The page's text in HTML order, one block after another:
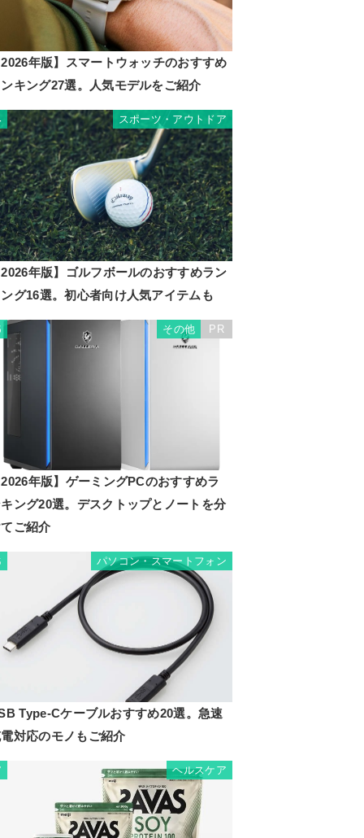
年版】スマートウォッチのおすすめ
キング27選。人気モデルをご紹介
スポーツ・アウトドア
年版】ゴルフボールのおすすめラン
グ16選。初心者向け人気アイテムも
その他 PR
年版】ゲーミングPCのおすすめラ
ング20選。デスクトップとノートを分
ご紹介
パソコン・スマートフォン
Type-Cケーブルおすすめ20選。急速
対応のモノもご紹介
ヘルスケア